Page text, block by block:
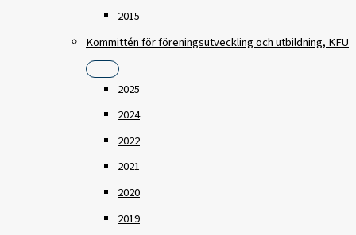
2015
Kommittén för föreningsutveckling och utbildning, KFU
2025
2024
2022
2021
2020
2019